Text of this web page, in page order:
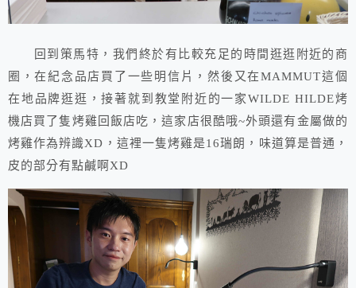
回到策馬特，我們終於有比較充足的時間逛逛附近的商
圈，在紀念品店買了一些明信片，然後又在MAMMUT這個
在地品牌逛逛，接著就到教堂附近的一家WILDE HILDE烤
機店買了隻烤雞回飯店吃，這家店很酷哦~外頭還有金屬做的
烤雞作為辨識XD，這裡一隻烤雞是16瑞朗，味道算是普通，
皮的部分有點鹹啊XD